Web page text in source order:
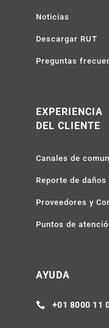
Noticias
Descargar RUT
Preguntas
EXPERIENCIA
DEL CLIENTE
Canales de
Reporte de daños
Proveedores y
Puntos de
AYUDA
 +01 8000 11